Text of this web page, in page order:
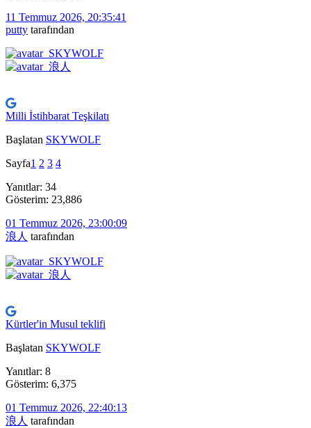
11 Temmuz 2026, 20:35:41
putty tarafından
Milli İstihbarat Teşkilatı
Başlatan SKYWOLF
Sayfa1 2 3 4
Yanıtlar: 34
Gösterim: 23,886
01 Temmuz 2026, 23:00:09
浪人 tarafından
Kürtler'in Musul teklifi
Başlatan SKYWOLF
Yanıtlar: 8
Gösterim: 6,375
01 Temmuz 2026, 22:40:13
浪人 tarafından